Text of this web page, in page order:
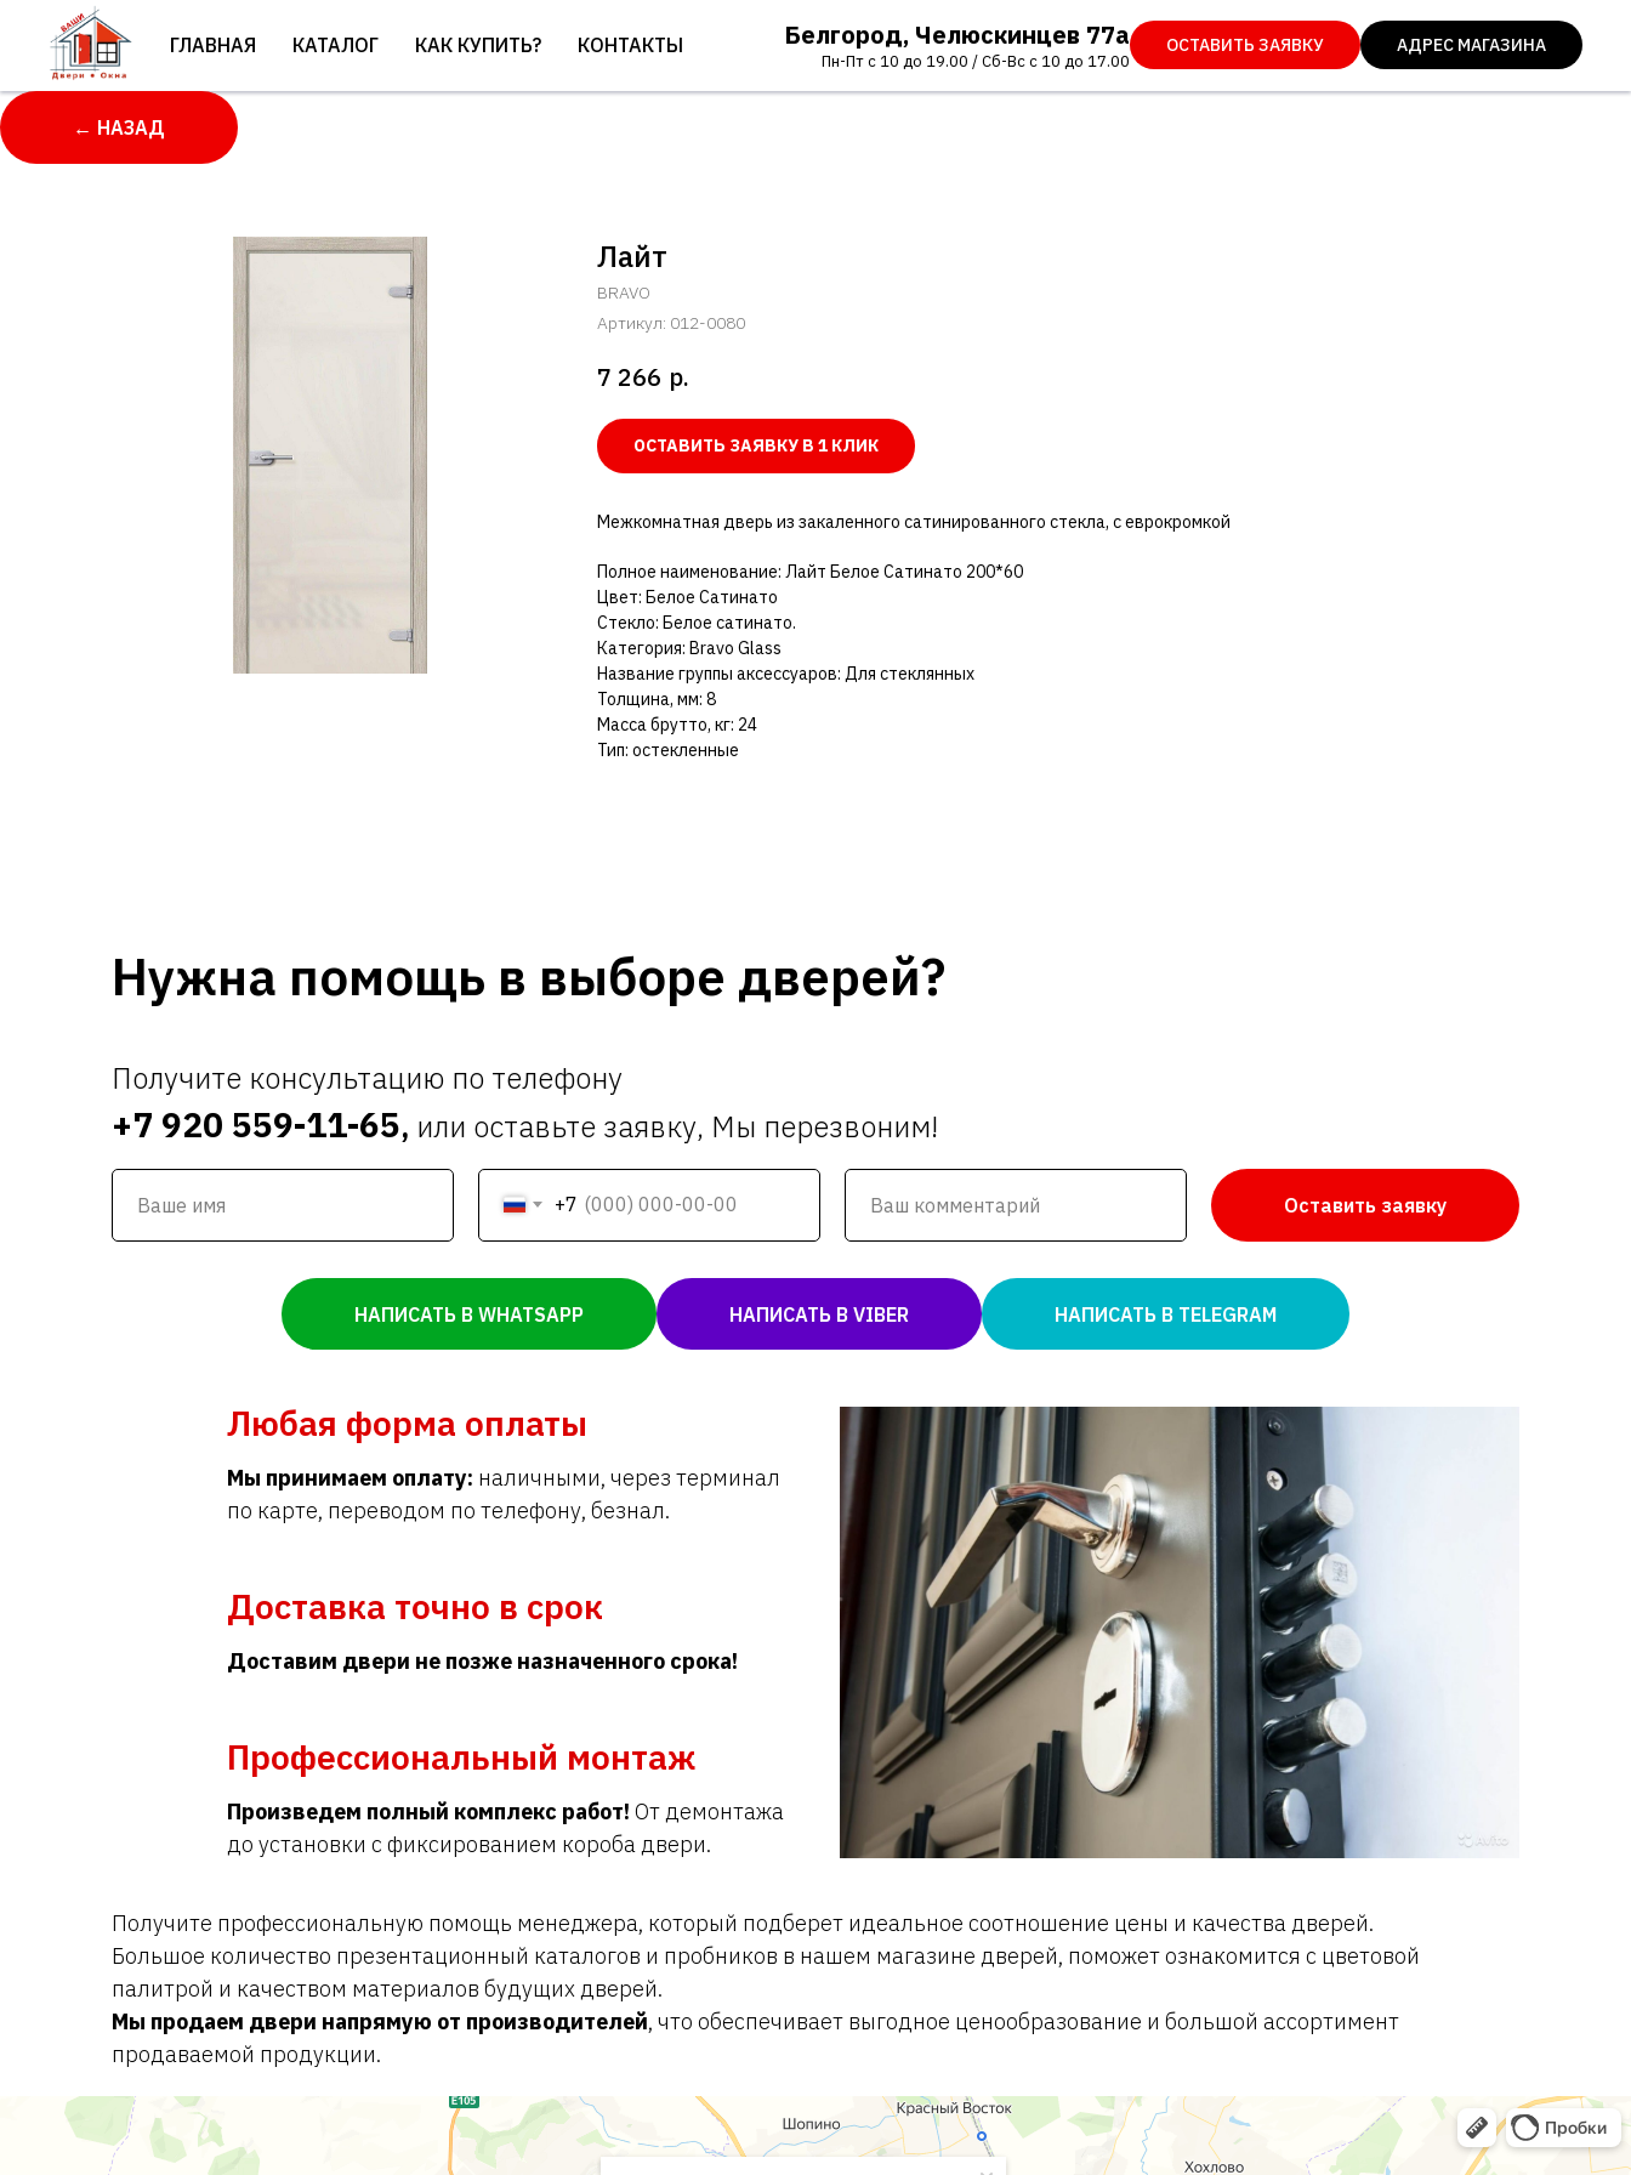
ГЛАВНАЯ КАТАЛОГ КАК КУПИТЬ? КОНТАКТЫ Белгород, Челюскинцев 77а
Пн-Пт с 10 до 19.00 / Сб-Вс с 10 до 17.00
ОСТАВИТЬ ЗАЯВКУ АДРЕС МАГАЗИНА
← НАЗАД
Лайт
BRAVO
Артикул: 012-0080
7 266 р.
ОСТАВИТЬ ЗАЯВКУ В 1 КЛИК
Межкомнатная дверь из закаленного сатинированного стекла, с еврокромкой
Полное наименование: Лайт Белое Сатинато 200*60
Цвет: Белое Сатинато
Стекло: Белое сатинато.
Категория: Bravo Glass
Название группы аксессуаров: Для стеклянных
Толщина, мм: 8
Масса брутто, кг: 24
Тип: остекленные
Нужна помощь в выборе дверей?
Получите консультацию по телефону
+7 920 559-11-65, или оставьте заявку, Мы перезвоним!
+7 Оставить заявку
НАПИСАТЬ В WHATSAPP НАПИСАТЬ В VIBER НАПИСАТЬ В TELEGRAM
Любая форма оплаты
Мы принимаем оплату: наличными, через терминал
по карте, переводом по телефону, безнал.
Доставка точно в срок
Доставим двери не позже назначенного срока!
Профессиональный монтаж
Произведем полный комплекс работ! От демонтажа
до установки с фиксированием короба двери.
Получите профессиональную помощь менеджера, который подберет идеальное соотношение цены и качества дверей.
Большое количество презентационный каталогов и пробников в нашем магазине дверей, поможет ознакомится с цветовой
палитрой и качеством материалов будущих дверей.
Мы продаем двери напрямую от производителей, что обеспечивает выгодное ценообразование и большой ассортимент
продаваемой продукции.